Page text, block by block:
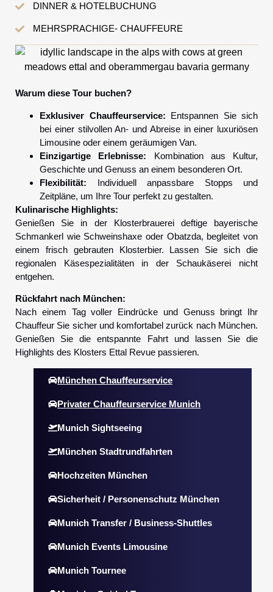
DINNER & HOTELBUCHUNG
MEHRSPRACHIGE- CHAUFFEURE
Warum diese Tour buchen?
Exklusiver Chauffeurservice: Entspannen Sie sich
bei einer stilvollen An- und Abreise in einer luxuriösen
Limousine oder einem geräumigen Van.
Einzigartige Erlebnisse: Kombination aus Kultur,
Geschichte und Genuss an einem besonderen Ort.
Flexibilität: Individuell anpassbare Stopps und
Zeitpläne, um Ihre Tour perfekt zu gestalten.
Kulinarische Highlights:
Genießen Sie in der Klosterbrauerei deftige bayerische
Schmankerl wie Schweinshaxe oder Obatzda, begleitet von
einem frisch gebrauten Klosterbier. Lassen Sie sich die
regionalen Käsespezialitäten in der Schaukäserei nicht
entgehen.
Rückfahrt nach München:
Nach einem Tag voller Eindrücke und Genuss bringt Ihr
Chauffeur Sie sicher und komfortabel zurück nach München.
Genießen Sie die entspannte Fahrt und lassen Sie die
Highlights des Klosters Ettal Revue passieren.
München Chauffeurservice
Privater Chauffeurservice Munich
Munich Sightseeing
München Stadtrundfahrten
Hochzeiten München
Sicherheit / Personenschutz München
Munich Transfer / Business-Shuttles
Munich Events Limousine
Munich Tournee